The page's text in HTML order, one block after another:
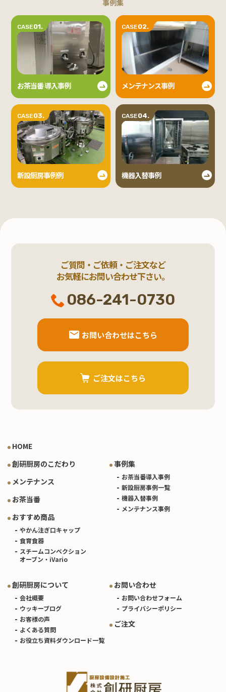
事例集
CASE01.
お茶当番 導入事例
CASE02.
メンテナンス事例
CASE03.
新設厨房事例例
CASE04.
機器入替事例
ご質問・ご依頼・ご注文など
お気軽にお問い合わせ下さい。
086-241-0730
お問い合わせはこちら
ご注文はこちら
HOME
創研厨房のこだわり
メンテナンス
お茶当番
おすすめ商品
やかん注ぎ口キャップ
食育食器
スチームコンベクション
オーブン・iVario
事例集
お茶当番導入事例
新設厨房事例一覧
機器入替事例
メンテナンス事例
創研厨房について
会社概要
ウッキーブログ
お客様の声
よくある質問
お役立ち資料ダウンロード一覧
お問い合わせ
お問い合わせフォーム
プライバシーポリシー
ご注文